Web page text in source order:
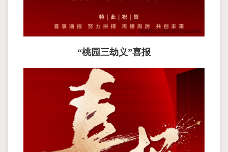
“桃园三劫义”喜报